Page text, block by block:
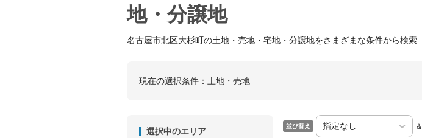
地・分譲地
名古屋市北区大杉町の土地・売地・宅地・分譲地をさまざまな条件から検索
現在の選択条件： 土地・売地
選択中のエリア
並び替え ＆